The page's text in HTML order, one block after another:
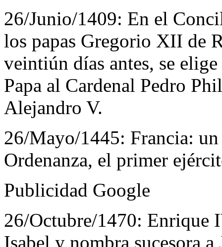
26/Junio/1409: En el
los papas Gregorio XII de
veintiún días antes, se
Papa al Cardenal Pedro
Alejandro V.
26/Mayo/1445: Francia:
Ordenanza, el primer
Publicidad Google
26/Octubre/1470: Enrique
Isabel y nombra sucesora